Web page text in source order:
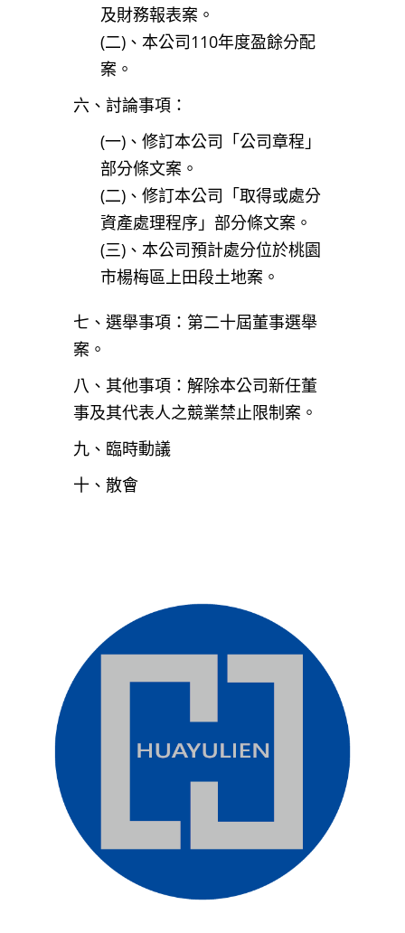
及財務報表案。
(二)、本公司110年度盈餘分配
案。
六、討論事項：
(一)、修訂本公司「公司章程」
部分條文案。
(二)、修訂本公司「取得或處分
資產處理程序」部分條文案。
(三)、本公司預計處分位於桃園
市楊梅區上田段土地案。
七、選舉事項：第二十屆董事選舉
案。
八、其他事項：解除本公司新任董
事及其代表人之競業禁止限制案。
九、臨時動議
十、散會